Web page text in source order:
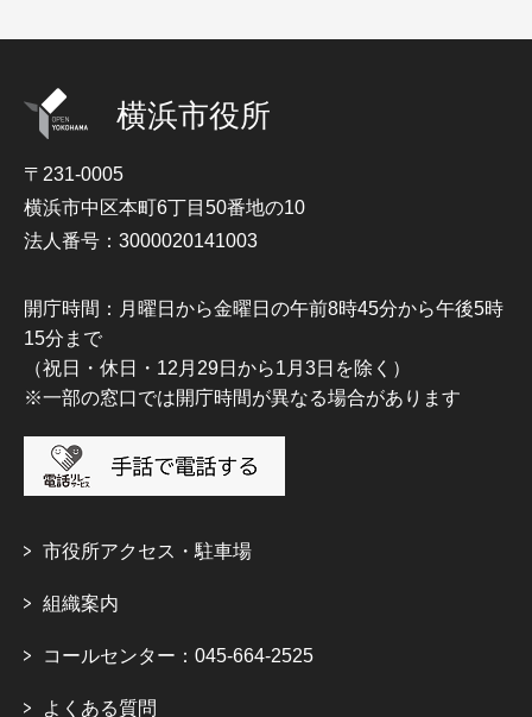
横浜市役所
〒231-0005
横浜市中区本町6丁目50番地の10
法人番号：3000020141003
開庁時間：月曜日から金曜日の午前8時45分から午後5時
15分まで
（祝日・休日・12月29日から1月3日を除く）
※一部の窓口では開庁時間が異なる場合があります
市役所アクセス・駐車場
組織案内
コールセンター：045-664-2525
よくある質問